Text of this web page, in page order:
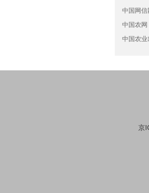
中国网信
中国农网
中国农业
京